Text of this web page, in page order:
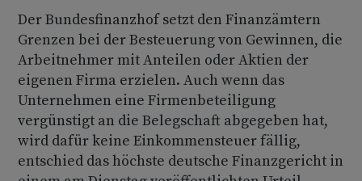
Der Bundesfinanzhof setzt den Finanzämtern
Grenzen bei der Besteuerung von Gewinnen, die
Arbeitnehmer mit Anteilen oder Aktien der
eigenen Firma erzielen. Auch wenn das
Unternehmen eine Firmenbeteiligung
vergünstigt an die Belegschaft abgegeben hat,
wird dafür keine Einkommensteuer fällig,
entschied das höchste deutsche Finanzgericht in